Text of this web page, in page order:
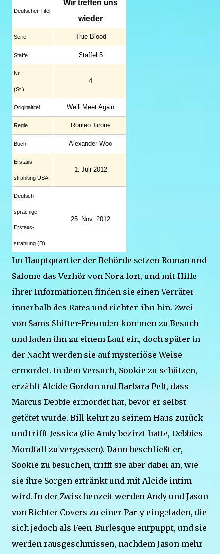
Deutscher Titel
Wir treffen uns
wieder
Serie True Blood
Staffel Staffel 5
Nr.
(St.)
4
Original­titel We’ll Meet Again
Regie Romeo Tirone
Buch Alexander Woo
Erstaus­
strahlung USA
1. Juli 2012
Deutsch­
sprachige
Erstaus­
strahlung (D)
25. Nov. 2012
Im Hauptquartier der Behörde setzen Roman und
Salome das Verhör von Nora fort, und mit Hilfe
ihrer Informationen finden sie einen Verräter
innerhalb des Rates und richten ihn hin. Zwei
von Sams Shifter-Freunden kommen zu Besuch
und laden ihn zu einem Lauf ein, doch später in
der Nacht werden sie auf mysteriöse Weise
ermordet. In dem Versuch, Sookie zu schützen,
erzählt Alcide Gordon und Barbara Pelt, dass
Marcus Debbie ermordet hat, bevor er selbst
getötet wurde. Bill kehrt zu seinem Haus zurück
und trifft Jessica (die Andy bezirzt hatte, Debbies
Mordfall zu vergessen). Dann beschließt er,
Sookie zu besuchen, trifft sie aber dabei an, wie
sie ihre Sorgen ertränkt und mit Alcide intim
wird. In der Zwischenzeit werden Andy und Jason
von Richter Covers zu einer Party eingeladen, die
sich jedoch als Feen-Burlesque entpuppt, und sie
werden rausgeschmissen, nachdem Jason mehr